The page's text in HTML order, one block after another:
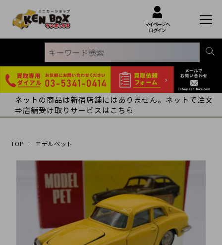
マイページへ
ログイン
ネットの商品は新宿店舗にはありません。ネットで注文
⇒店舗受け取りサービスはこちら
TOP モデルペット